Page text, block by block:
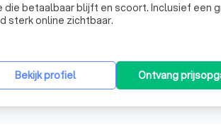
betaalbaar blijft en scoort. Inclusief een
sterk online zichtbaar.
Bekijk profiel Ontvang